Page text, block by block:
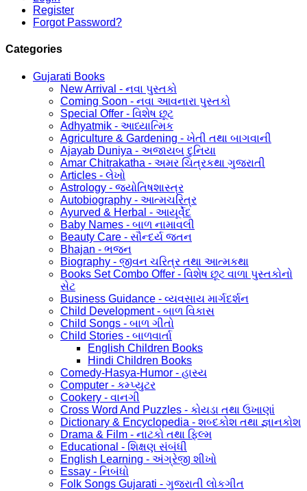
Register
Forgot Password?
Categories
Gujarati Books
New Arrival - નવા પુસ્તકો
Coming Soon - નવા આવનારા પુસ્તકો
Special Offer - વિશેષ છૂટ
Adhyatmik - આધ્યાત્મિક
Agriculture & Gardening - ખેતી તથા બાગવાની
Ajayab Duniya - અજાયબ દુનિયા
Amar Chitrakatha - અમર ચિત્રકથા ગુજરાતી
Articles - લેખો
Astrology - જ્યોતિષશાસ્ત્ર
Autobiography - આત્મચરિત્ર
Ayurved & Herbal - આયૂર્વેદ
Baby Names - બાળ નામાવલી
Beauty Care - સૌન્દર્ય જતન
Bhajan - ભજન
Biography - જીવન ચરિત્ર તથા આત્મકથા
Books Set Combo Offer - વિશેષ છૂટ વાળા પુસ્તકોનો
સેટ
Business Guidance - વ્યવસાય માર્ગદર્શન
Child Development - બાળ વિકાસ
Child Songs - બાળ ગીતો
Child Stories - બાળવાર્તા
English Children Books
Hindi Children Books
Comedy-Hasya-Humor - હાસ્ય
Computer - કમ્પ્યુટર
Cookery - વાનગી
Cross Word And Puzzles - કોયડા તથા ઉખાણાં
Dictionary & Encyclopedia - શબ્દકોશ તથા જ્ઞાનકોશ
Drama & Film - નાટકો તથા ફિલ્મ
Educational - શિક્ષણ સંબંધી
English Learning - અંગ્રેજી શીખો
Essay - નિબંધો
Folk Songs Gujarati - ગુજરાતી લોકગીત